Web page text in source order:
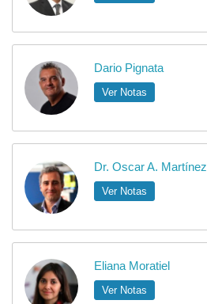
Dario Pignata
Ver Notas
Dr. Oscar A. Martínez
Ver Notas
Eliana Moratiel
Ver Notas